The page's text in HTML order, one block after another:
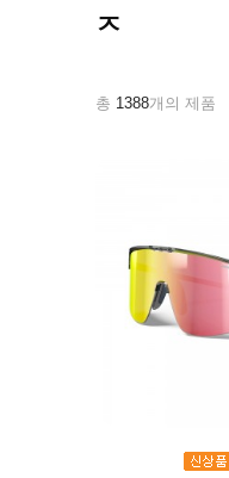
ㅈ
총 1388개의 제품